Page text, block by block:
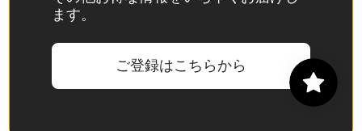
スバ
島・
ます。
ご登録はこちらから